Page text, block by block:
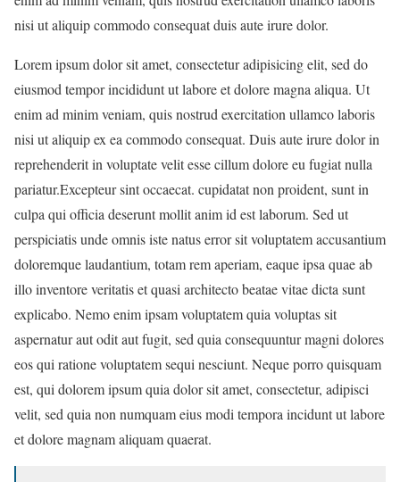
nisi ut aliquip commodoconsequat duis aute irure dolor.
Lorem ipsum dolor sit amet, consectetur adipisicing elit, sed do
eiusmod tempor incididunt ut labore et dolore magna aliqua. Ut
enim ad minim veniam, quis nostrud exercitation ullamco laboris
nisi ut aliquip ex ea commodo consequat. Duis aute irure dolor in
reprehenderit in voluptate velit esse cillum dolore eu fugiat nulla
pariatur.Excepteur sint occaecat. cupidatat non proident, sunt in
culpa qui officia deserunt mollit anim id est laborum. Sed ut
perspiciatis unde omnis iste natus error sit voluptatem accusantium
doloremque laudantium, totam rem aperiam, eaque ipsa quae ab
illo inventore veritatis et quasi architecto beatae vitae dicta sunt
explicabo. Nemo enim ipsam voluptatem quia voluptas sit
aspernatur aut odit aut fugit, sed quia consequuntur magni dolores
eos qui ratione voluptatem sequi nesciunt. Neque porro quisquam
est, qui dolorem ipsum quia dolor sit amet, consectetur, adipisci
velit, sed quia non numquam eius modi tempora incidunt ut labore
et dolore magnam aliquam quaerat.